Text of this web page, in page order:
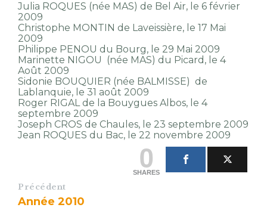
Julia ROQUES (née MAS) de Bel Air, le 6 février
2009
Christophe MONTIN de Laveissière, le 17 Mai
2009
Philippe PENOU du Bourg, le 29 Mai 2009
Marinette NIGOU (née MAS) du Picard, le 4
Août 2009
Sidonie BOUQUIER (née BALMISSE) de
Lablanquie, le 31 août 2009
Roger RIGAL de la Bouygues Albos, le 4
septembre 2009
Joseph CROS de Chaules, le 23 septembre 2009
Jean ROQUES du Bac, le 22 novembre 2009
0
SHARES
Précédent
Année 2010